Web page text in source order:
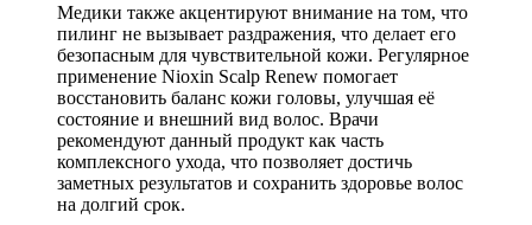
Медики также акцентируют внимание на том, что
пилинг не вызывает раздражения, что делает его
безопасным для чувствительной кожи. Регулярное
применение Nioxin Scalp Renew помогает
восстановить баланс кожи головы, улучшая её
состояние и внешний вид волос. Врачи
рекомендуют данный продукт как часть
комплексного ухода, что позволяет достичь
заметных результатов и сохранить здоровье волос
на долгий срок.